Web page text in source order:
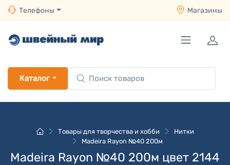
Телефоны Магазины
Каталог
Товары для творчества и хобби
Нитки
Madeira Rayon №40 200м
Madeira Rayon №40 200м цвет 2144